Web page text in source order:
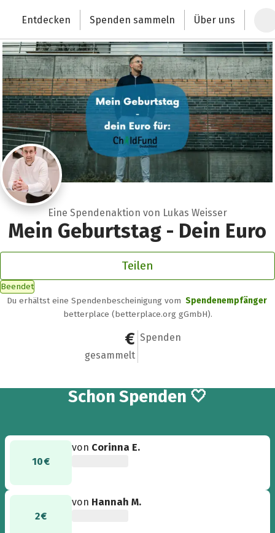
Deutschlands größte Spendenplattform
Entdecken Spenden sammeln Über uns
Eine Spendenaktion von Lukas Weisser
Mein Geburtstag - Dein Euro
Teilen
Beendet
Du erhältst eine Spendenbescheinigung vom Spendenempfänger
betterplace (betterplace.org gGmbH).
537 €
gesammelt
60
Spenden
Schon 60
Spenden 🤍
10 €
von Corinna E.
2 €
von Hannah M.